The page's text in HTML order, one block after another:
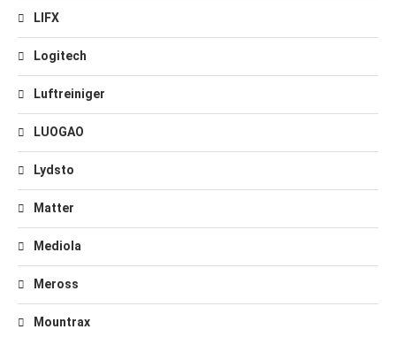
LIFX
Logitech
Luftreiniger
LUOGAO
Lydsto
Matter
Mediola
Meross
Mountrax